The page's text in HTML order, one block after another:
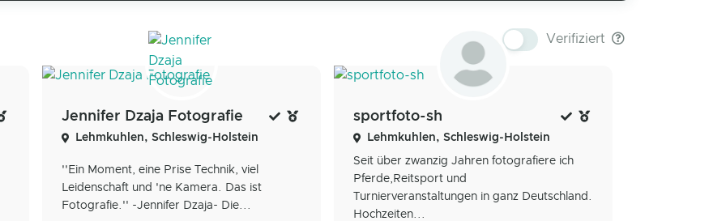
Verifiziert
Jennifer Dzaja Fotografie
Lehmkuhlen, Schleswig-Holstein
''Ein Moment, eine Prise Technik, viel
Leidenschaft und 'ne Kamera. Das ist
Fotografie.'' -Jennifer Dzaja- Die...
sportfoto-sh
Lehmkuhlen, Schleswig-Holstein
Seit über zwanzig Jahren fotografiere ich
Pferde,Reitsport und
Turnierveranstaltungen in ganz Deutschland.
Hochzeiten...